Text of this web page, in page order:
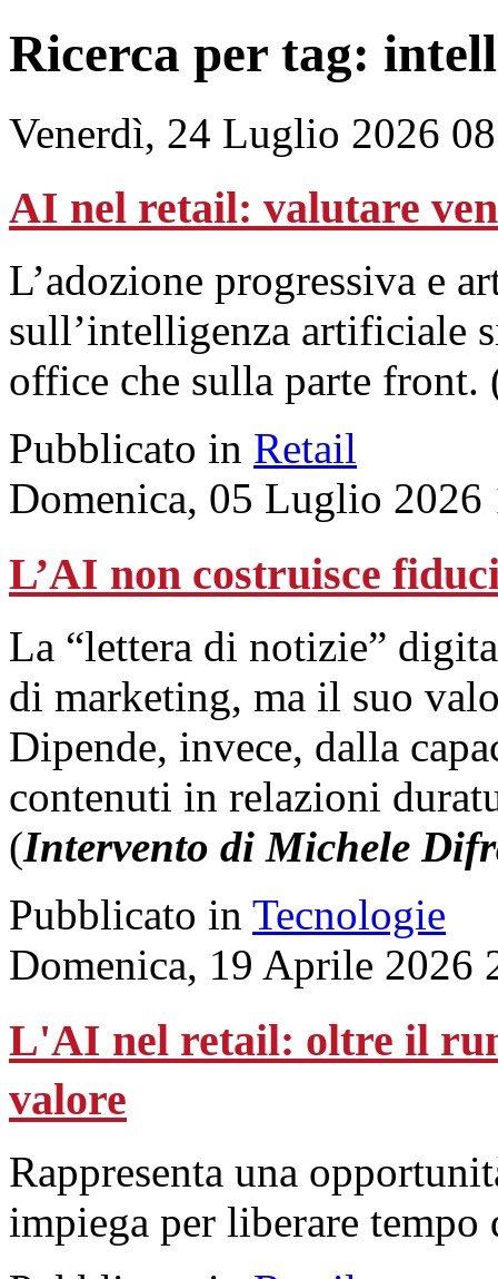
Ricerca per tag:
Venerdì, 24 Luglio 2026
AI nel retail: valutare
L’adozione progressiva e
sull’intelligenza artificiale
office che sulla parte
Pubblicato in Retail
Domenica, 05 Luglio 2026
L’AI non costruisce
La “lettera di notizie”
di marketing, ma il suo
Dipende, invece, dalla
contenuti in relazioni
(Intervento di Michele
Pubblicato in Tecnologie
Domenica, 19 Aprile 2026
L'AI nel retail: oltre il
valore
Rappresenta una
impiega per liberare